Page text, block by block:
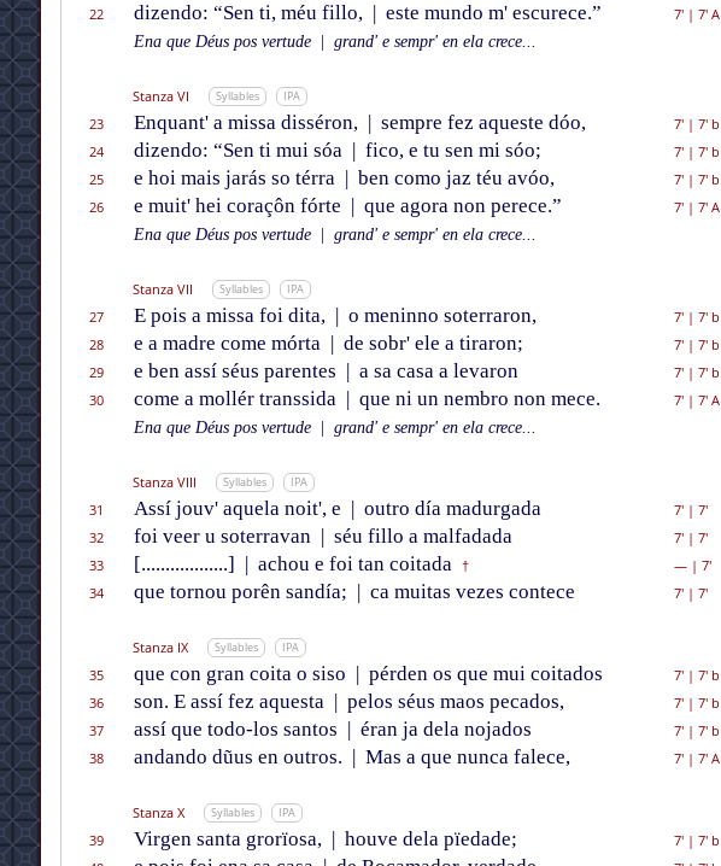
22
dizendo: “Sen ti, méu fillo, | este mundo m' escurece.” 7'| 7' A
Ena que Déus pos vertude
grand' e sempr' en ela crece...
Stanza VI Syllables IPA
23 Enquant' a missa disséron, | sempre fez aqueste dóo, 7'| 7' b
24
dizendo: “Sen ti mui sóa | fico, e tu sen mi sóo; 7'| 7' b
25
e hoi mais jarás so térra | ben como jaz téu avóo, 7'| 7' b
26
e muit' hei coraçôn fórte | que agora non perece.” 7'| 7' A
Ena que Déus pos vertude
grand' e sempr' en ela crece...
Stanza VII Syllables IPA
27 E pois a missa foi dita, | o meninno soterraron, 7'| 7' b
28
e a madre come mórta | de sobr' ele a tiraron; 7'| 7' b
29
e ben assí séus parentes | a sa casa a levaron 7'| 7' b
30
come a mollér transsida | que ni un nembro non mece. 7'| 7' A
Ena que Déus pos vertude
grand' e sempr' en ela crece...
Stanza VIII Syllables IPA
31 Assí jouv' aquela noit', e | outro día madurgada 7'| 7'
32
foi veer u soterravan | séu fillo a malfadada 7'| 7'
33
[..................] | achou e foi tan coitada † —| 7'
34
que tornou porên sandía; | ca muitas vezes contece 7'| 7'
Stanza IX Syllables IPA
35 que con gran coita o siso | pérden os que mui coitados 7'| 7' b
36
son. E assí fez aquesta | pelos séus maos pecados, 7'| 7' b
37
assí que todo-los santos | éran ja dela nojados 7'| 7' b
38
andando dũus en outros. | Mas a que nunca falece, 7'| 7' A
Stanza X Syllables IPA
39 Virgen santa grorïosa, | houve dela pïedade; 7'| 7' b